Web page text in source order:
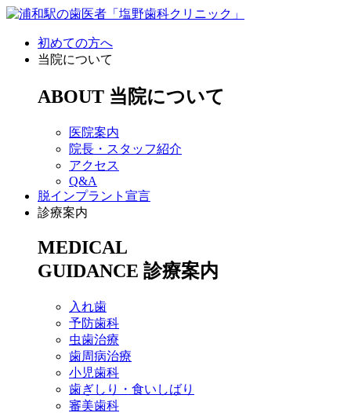
初めての方へ
当院について
ABOUT 当院について
医院案内
院長・スタッフ紹介
アクセス
Q&A
脱インプラント宣言
診療案内
MEDICAL
GUIDANCE 診療案内
入れ歯
予防歯科
虫歯治療
歯周病治療
小児歯科
歯ぎしり・食いしばり
審美歯科